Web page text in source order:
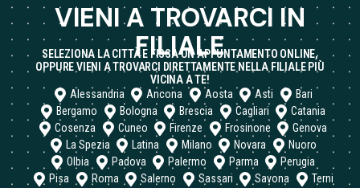
VIENI A TROVARCI IN
FILIALE
SELEZIONA LA CITTÀ E FISSA UN APPUNTAMENTO ONLINE,
OPPURE VIENI A TROVARCI DIRETTAMENTE NELLA FILIALE PIÙ
VICINA A TE!
Alessandria
Ancona Aosta Asti
Bari
Bergamo
Bologna Brescia Cagliari
Catania
Cosenza
Cuneo Firenze Frosinone
Genova
La Spezia
Latina Milano Novara
Nuoro
Olbia
Padova Palermo Parma
Perugia
Pisa
Roma Salerno Sassari Savona
Terni